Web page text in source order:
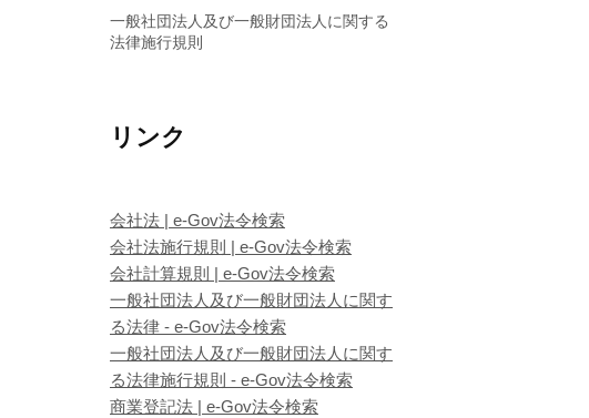
一般社団法人及び一般財団法人に関する
法律施行規則
リンク
会社法 | e-Gov法令検索
会社法施行規則 | e-Gov法令検索
会社計算規則 | e-Gov法令検索
一般社団法人及び一般財団法人に関す
る法律 - e-Gov法令検索
一般社団法人及び一般財団法人に関す
る法律施行規則 - e-Gov法令検索
商業登記法 | e-Gov法令検索